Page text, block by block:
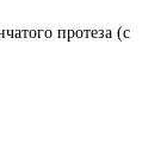
протеза (с